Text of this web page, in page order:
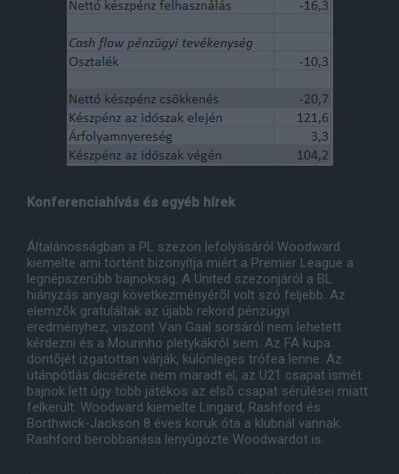
Konferenciahívás és egyéb hírek
Általánosságban a PL szezon lefolyásáról Woodward
kiemelte ami történt bizonyítja miért a Premier League a
legnépszerûbb bajnokság. A United szezonjáról a BL
hiányzás anyagi következményérõl volt szó feljebb. Az
elemzõk gratuláltak az újabb rekord pénzügyi
eredményhez, viszont Van Gaal sorsáról nem lehetett
kérdezni és a Mourinho pletykákról sem. Az FA kupa
döntõjét izgatottan várják, különleges trófea lenne. Az
utánpótlás dicsérete nem maradt el, az U21 csapat ismét
bajnok lett úgy több játékos az elsõ csapat sérülései miatt
felkerült. Woodward kiemelte Lingard, Rashford és
Borthwick-Jackson 8 éves koruk óta a klubnál vannak.
Rashford berobbanása lenyûgözte Woodwardot is.